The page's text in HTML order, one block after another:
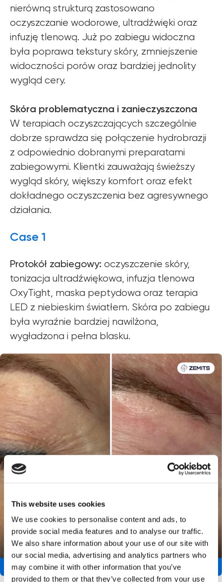
This website uses cookies
We use cookies to personalise content and ads, to
provide social media features and to analyse our traffic.
We also share information about your use of our site with
our social media, advertising and analytics partners who
may combine it with other information that you’ve
provided to them or that they’ve collected from your use
nierówną strukturą zastosowano
oczyszczanie wodorowe, ultradźwięki oraz
infuzję tlenową. Już po zabiegu widoczna
była poprawa tekstury skóry, zmniejszenie
widoczności porów oraz bardziej jednolity
wygląd cery.
Skóra problematyczna i zanieczyszczona
W terapiach oczyszczających szczególnie
dobrze sprawdza się połączenie hydrobrazji
z odpowiednio dobranymi preparatami
zabiegowymi. Klientki zauważają świeższy
wygląd skóry, większy komfort oraz efekt
dokładnego oczyszczenia bez agresywnego
działania.
Case 1
Protokół zabiegowy: oczyszczenie skóry,
tonizacja ultradźwiękowa, infuzja tlenowa
OxyTight, maska peptydowa oraz terapia
LED z niebieskim światłem. Skóra po zabiegu
była wyraźnie bardziej nawilżona,
wygładzona i pełna blasku.